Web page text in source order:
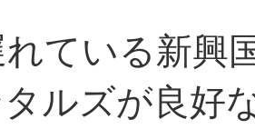
ている新興
ルズが良好